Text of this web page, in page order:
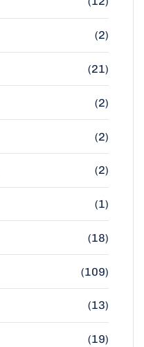
(2)
(21)
(2)
(2)
(2)
(1)
(18)
(109)
(13)
(19)